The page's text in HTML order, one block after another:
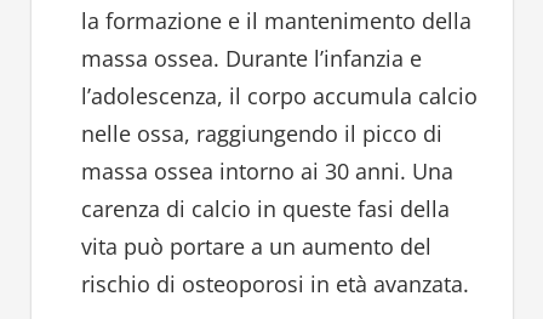
la formazione e il mantenimento della
massa ossea. Durante l’infanzia e
l’adolescenza, il corpo accumula calcio
nelle ossa, raggiungendo il picco di
massa ossea intorno ai 30 anni. Una
carenza di calcio in queste fasi della
vita può portare a un aumento del
rischio di osteoporosi in età avanzata.